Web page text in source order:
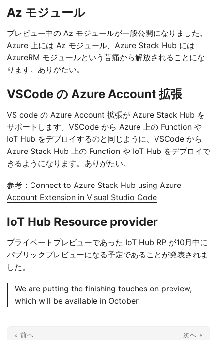
Az モジュール
プレビュー中の Az モジュールが一般公開になりました。
Azure 上には Az モジュール、Azure Stack Hub には
AzureRM モジュールという苦痛から解放されることにな
ります。ありがたい。
VSCode の Azure Account 拡張
VS code の Azure Account 拡張が Azure Stack Hub を
サポートします。VSCode から Azure 上の Function や
IoT Hub をデプロイするのと同じように、VSCode から
Azure Stack Hub 上の Function や IoT Hub をデプロイで
きるようになります。ありがたい。
参考： Connect to Azure Stack Hub using Azure
Account Extension in Visual Studio Code
IoT Hub Resource provider
プライベートプレビューであった IoT Hub RP が10月中に
パブリックプレビューになる予定であることが発表されま
した。
We are putting the finishing touches on preview,
which will be available in October.
« 前へ 次へ »